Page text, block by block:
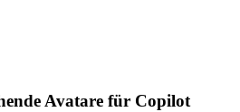
Avatare für Copilot